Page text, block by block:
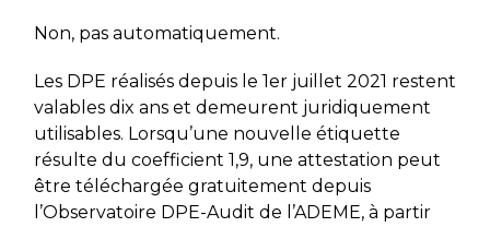
Non, pas automatiquement.
Les DPE réalisés depuis le 1er juillet 2021 restent
valables dix ans et demeurent juridiquement
utilisables. Lorsqu’une nouvelle étiquette
résulte du coefficient 1,9, une attestation peut
être téléchargée gratuitement depuis
l’Observatoire DPE-Audit de l’ADEME, à partir